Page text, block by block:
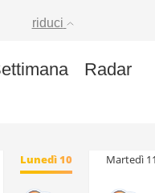
riduci
Radar
Lunedì 10 Martedì 11